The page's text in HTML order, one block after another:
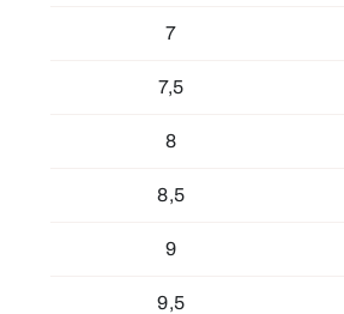
7
7,5
8
8,5
9
9,5